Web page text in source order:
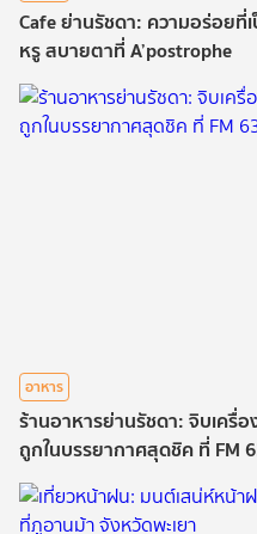
Cafe ย่านรัชดา: ความอร่อยที่
หรู สบายตาที่ A’postrophe
อาหาร
ร้านอาหารย่านรัชดา: จิบเครื่
ถูกในบรรยากาศสุดชิค ที่ FM